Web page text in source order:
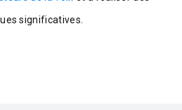
significatives.